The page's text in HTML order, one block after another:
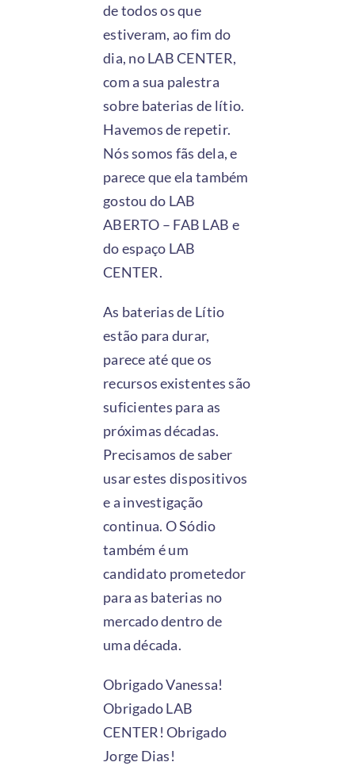
de todos os que
estiveram, ao fim do
dia, no LAB CENTER,
com a sua palestra
sobre baterias de lítio.
Havemos de repetir.
Nós somos fãs dela, e
parece que ela também
gostou do LAB
ABERTO – FAB LAB e
do espaço LAB
CENTER.
As baterias de Lítio
estão para durar,
parece até que os
recursos existentes são
suficientes para as
próximas décadas.
Precisamos de saber
usar estes dispositivos
e a investigação
continua. O Sódio
também é um
candidato prometedor
para as baterias no
mercado dentro de
uma década.
Obrigado Vanessa!
Obrigado LAB
CENTER! Obrigado
Jorge Dias!